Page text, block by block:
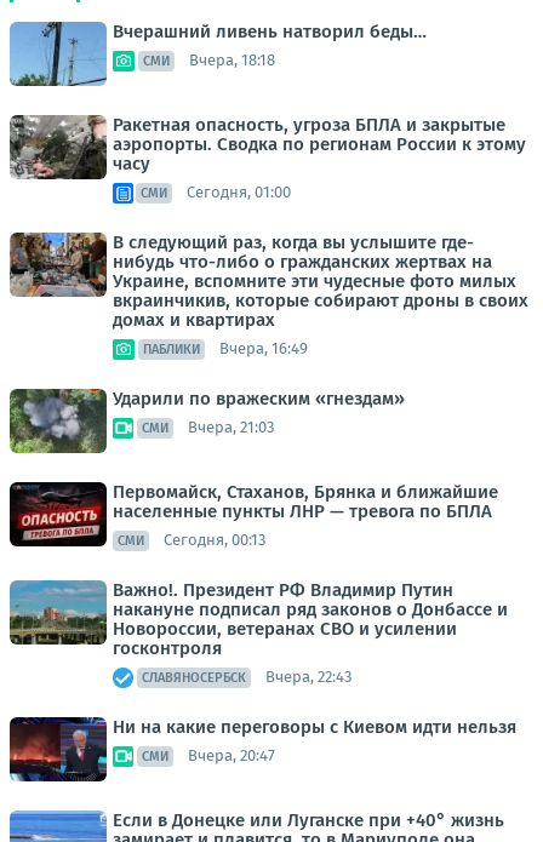
Вчерашний ливень натворил беды…
СМИ Вчера, 18:18
Ракетная опасность, угроза БПЛА и закрытые
аэропорты. Сводка по регионам России к этому
часу
СМИ Сегодня, 01:00
В следующий раз, когда вы услышите где-
нибудь что-либо о гражданских жертвах на
Украине, вспомните эти чудесные фото милых
вкраинчикив, которые собирают дроны в своих
домах и квартирах
ПАБЛИКИ Вчера, 16:49
Ударили по вражеским «гнездам»
СМИ Вчера, 21:03
Первомайск, Стаханов, Брянка и ближайшие
населенные пункты ЛНР — тревога по БПЛА
СМИ Сегодня, 00:13
Важно!. Президент РФ Владимир Путин
накануне подписал ряд законов о Донбассе и
Новороссии, ветеранах СВО и усилении
госконтроля
СЛАВЯНОСЕРБСК Вчера, 22:43
Ни на какие переговоры с Киевом идти нельзя
СМИ Вчера, 20:47
Если в Донецке или Луганске при +40° жизнь